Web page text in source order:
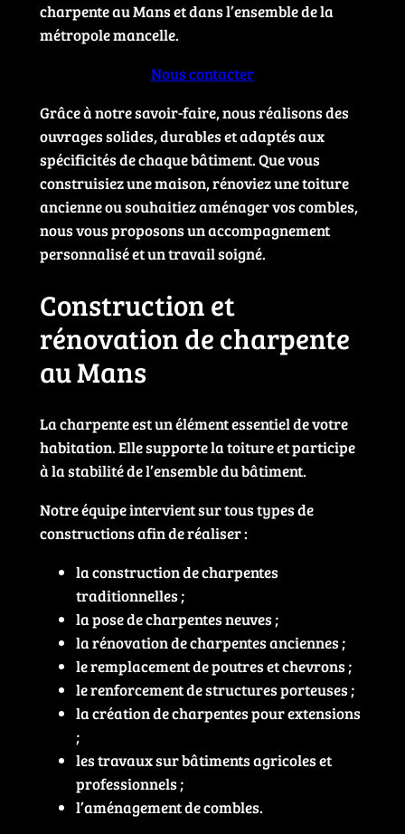
charpente au Mans et dans l’ensemble de la
métropole mancelle.
Nous contacter
Grâce à notre savoir-faire, nous réalisons des
ouvrages solides, durables et adaptés aux
spécificités de chaque bâtiment. Que vous
construisiez une maison, rénoviez une toiture
ancienne ou souhaitiez aménager vos combles,
nous vous proposons un accompagnement
personnalisé et un travail soigné.
Construction et
rénovation de charpente
au Mans
La charpente est un élément essentiel de votre
habitation. Elle supporte la toiture et participe
à la stabilité de l’ensemble du bâtiment.
Notre équipe intervient sur tous types de
constructions afin de réaliser :
la construction de charpentes
traditionnelles ;
la pose de charpentes neuves ;
la rénovation de charpentes anciennes ;
le remplacement de poutres et chevrons ;
le renforcement de structures porteuses ;
la création de charpentes pour extensions
;
les travaux sur bâtiments agricoles et
professionnels ;
l’aménagement de combles.